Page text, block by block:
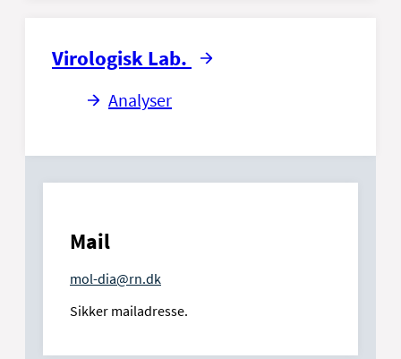
Virologisk Lab.
Analyser
Mail
mol-dia@rn.dk
Sikker mailadresse.